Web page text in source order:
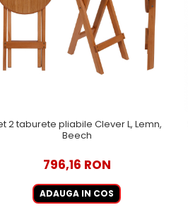
2 taburete pliabile Clever L, Lemn,
Beech
796,16 RON
ADAUGA IN COS